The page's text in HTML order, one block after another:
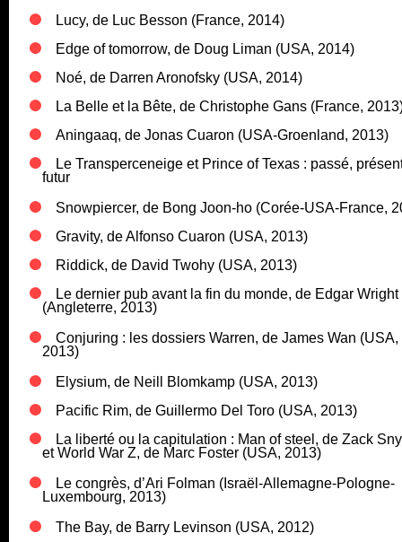
Lucy, de Luc Besson (France, 2014)
Edge of tomorrow, de Doug Liman (USA, 2014)
Noé, de Darren Aronofsky (USA, 2014)
La Belle et la Bête, de Christophe Gans (France,
Aningaaq, de Jonas Cuaron (USA-Groenland, 2013)
Le Transperceneige et Prince of Texas : passé,
futur
Snowpiercer, de Bong Joon-ho (Corée-USA-France,
Gravity, de Alfonso Cuaron (USA, 2013)
Riddick, de David Twohy (USA, 2013)
Le dernier pub avant la fin du monde, de Edgar Wright
(Angleterre, 2013)
Conjuring : les dossiers Warren, de James Wan (USA,
2013)
Elysium, de Neill Blomkamp (USA, 2013)
Pacific Rim, de Guillermo Del Toro (USA, 2013)
La liberté ou la capitulation : Man of steel, de Zack
et World War Z, de Marc Foster (USA, 2013)
Le congrès, d’Ari Folman (Israël-Allemagne-Pologne-
Luxembourg, 2013)
The Bay, de Barry Levinson (USA, 2012)